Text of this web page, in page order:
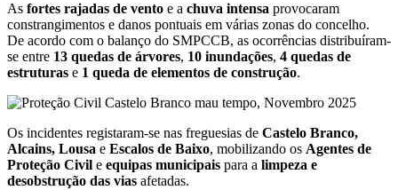
As fortes rajadas de vento e a chuva intensa provocaram
constrangimentos e danos pontuais em várias zonas do concelho.
De acordo com o balanço do SMPCCB, as ocorrências distribuíram-
se entre 13 quedas de árvores, 10 inundações, 4 quedas de
estruturas e 1 queda de elementos de construção.
Os incidentes registaram-se nas freguesias de Castelo Branco,
Alcains, Lousa e Escalos de Baixo, mobilizando os Agentes de
Proteção Civil e equipas municipais para a limpeza e
desobstrução das vias afetadas.